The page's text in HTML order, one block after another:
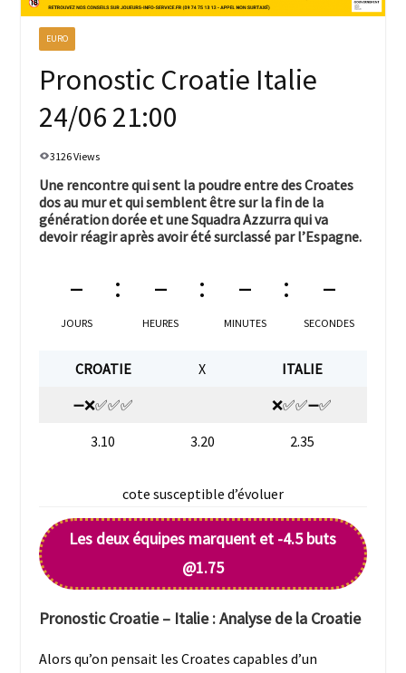
EURO
Pronostic Croatie Italie
24/06 21:00
3126 Views
Une rencontre qui sent la poudre entre des Croates
dos au mur et qui semblent être sur la fin de la
génération dorée et une Squadra Azzurra qui va
devoir réagir après avoir été surclassé par l’Espagne.
–
JOURS
–
HEURES
–
MINUTES
–
SECONDES
CROATIE X
ITALIE
➖❌✅✅✅
❌✅✅➖✅
3.10
3.20 2.35
cote susceptible d’évoluer
Les deux équipes marquent et -4.5 buts
@1.75
PronosticCroatie – Italie: Analyse de la Croatie
Alors qu’on pensait les Croates capables d’un